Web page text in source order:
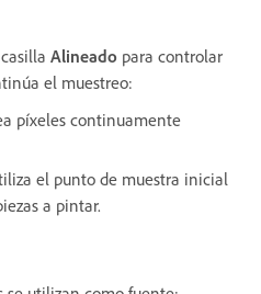
Alineado para controlar
el muestreo:
píxeles continuamente
el punto de muestra inicial
a pintar.